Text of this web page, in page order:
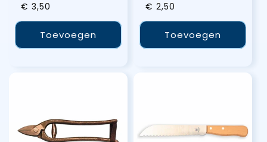
Normale
prijs
€ 3,50
Toevoegen
Normale
prijs
€ 2,50
Toevoegen